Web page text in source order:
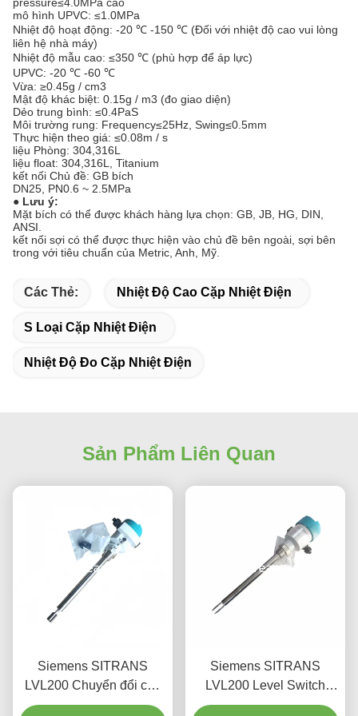
mô hình UPVC: ≤1.0MPa
Nhiệt độ hoạt động: -20 ℃ -150 ℃ (Đối với nhiệt độ cao vui lòng
liên hệ nhà máy)
Nhiệt độ mẫu cao: ≤350 ℃ (phù hợp để áp lực)
UPVC: -20 ℃ -60 ℃
Vừa: ≥0.45g / cm3
Mật độ khác biệt: 0.15g / m3 (đo giao diện)
Dẻo trung bình: ≤0.4PaS
Môi trường rung: Frequency≤25Hz, Swing≤0.5mm
Thực hiện theo giá: ≤0.08m / s
liệu Phòng: 304,316L
liệu float: 304,316L, Titanium
kết nối Chủ đề: GB bích
DN25, PN0.6 ~ 2.5MPa
● Lưu ý:
Mặt bích có thể được khách hàng lựa chọn: GB, JB, HG, DIN,
ANSI.
kết nối sợi có thể được thực hiện vào chủ đề bên ngoài, sợi bên
trong với tiêu chuẩn của Metric, Anh, Mỹ.
Các Thẻ: Nhiệt Độ Cao Cặp Nhiệt Điện
S Loại Cặp Nhiệt Điện
Nhiệt Độ Đo Cặp Nhiệt Điện
Sản Phẩm Liên Quan
Siemens SITRANS
LVL200 Chuyển đổi cấp
độ cưa rung với chiều dài
Siemens SITRANS
LVL200 Level Switch
Model 7ML5747-2AA14-